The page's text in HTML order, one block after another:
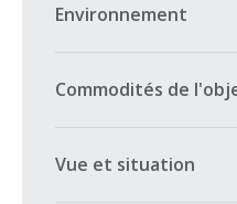
– un séjour avec accès à un
– une salle de bains/WC
– un WC séparé
– un cellier
– 2 balcons (~ 6.7 m²
Environnement
Commodités de
Vue et situation